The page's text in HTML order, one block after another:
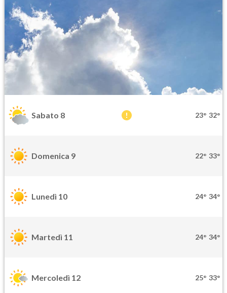
Sabato 8 23° 32°
Domenica 9 22° 33°
Lunedì 10 24° 34°
Martedì 11 24° 34°
Mercoledì 12 25° 33°